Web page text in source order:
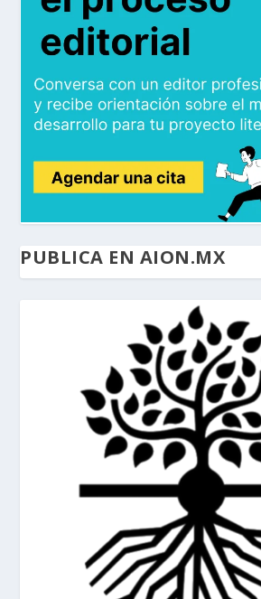
PUBLICA EN AION.MX